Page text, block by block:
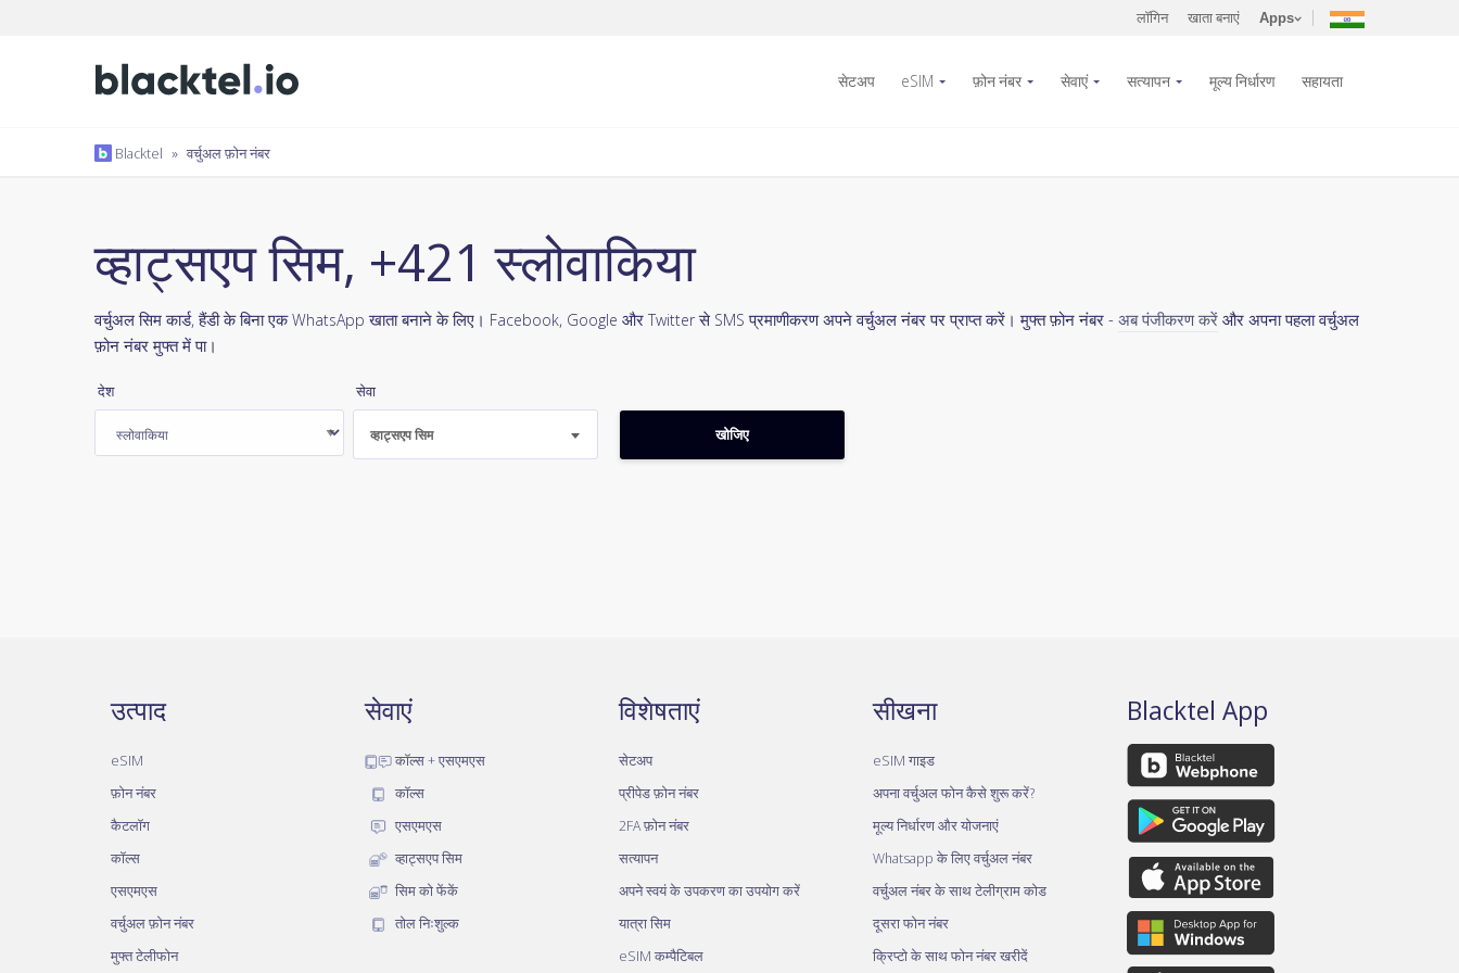
लॉगिन खाता बनाएं Apps
सेटअप eSIM फ़ोन नंबर सेवाएं सत्यापन मूल्य निर्धारण सहायता
Blacktel » वर्चुअल फ़ोन नंबर
व्हाट्सएप सिम, +421 स्लोवाकिया
वर्चुअल सिम कार्ड, हैंडी के बिना एक WhatsApp खाता बनाने के लिए। Facebook, Google और Twitter से SMS प्रमाणीकरण अपने वर्चुअल नंबर पर प्राप्त करें। मुफ्त फ़ोन नंबर - अब पंजीकरण करें और अपना पहला वर्चुअल
फ़ोन नंबर मुफ्त में पा।
देश सेवा
व्हाट्सएप सिम
उत्पाद
eSIM
फ़ोन नंबर
कैटलॉग
कॉल्स
एसएमएस
वर्चुअल फ़ोन नंबर
मुफ्त टेलीफोन
सेवाएं
कॉल्स + एसएमएस
कॉल्स
एसएमएस
व्हाट्सएप सिम
सिम को फेंकें
तोल निःशुल्क
विशेषताएं
सेटअप
प्रीपेड फ़ोन नंबर
2FA फ़ोन नंबर
सत्यापन
अपने स्वयं के उपकरण का उपयोग करें
यात्रा सिम
eSIM कम्पैटिबल
सीखना
eSIM गाइड
अपना वर्चुअल फोन कैसे शुरू करें?
मूल्य निर्धारण और योजनाएं
Whatsapp के लिए वर्चुअल नंबर
वर्चुअल नंबर के साथ टेलीग्राम कोड
दूसरा फोन नंबर
क्रिप्टो के साथ फोन नंबर खरीदें
Blacktel App